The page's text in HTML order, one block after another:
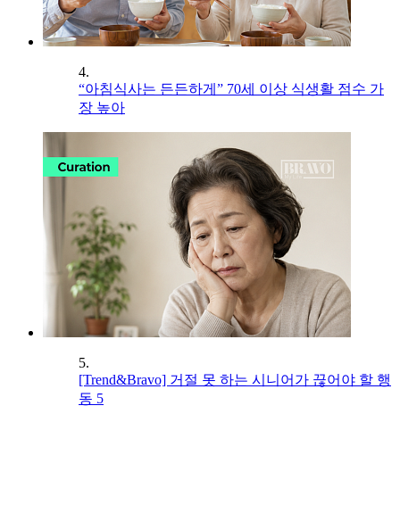
4.
“아침식사는 든든하게” 70세 이상 식생활 점수 가
장 높아
5.
[Trend&Bravo] 거절 못 하는 시니어가 끊어야 할 행
동 5